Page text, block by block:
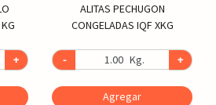
+
ALITAS PECHUGON
CONGELADAS IQF XKG
- Kg. +
Agregar